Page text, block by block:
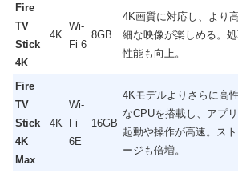
Fire
TV
Stick
4K
4K
Wi-
Fi 6
8GB
4K画質に対応し、より
細な映像が楽しめる。
性能も向上。
Fire
TV
Stick
4K
Max
4K
Wi-
Fi
6E
16GB
4Kモデルよりさらに高
なCPUを搭載し、アプ
起動や操作が高速。ス
ージも倍増。